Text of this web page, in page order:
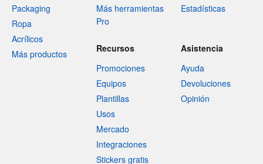
Packaging
Ropa
Acrílicos
Más productos
Más herramientas
Pro
Estadísticas
Recursos
Promociones
Equipos
Plantillas
Usos
Mercado
Integraciones
Stickers gratis
Asistencia
Ayuda
Devoluciones
Opinión